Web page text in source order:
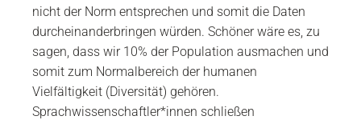
nicht der Norm entsprechen und somit die Daten
durcheinanderbringen würden. Schöner wäre es, zu
sagen, dass wir 10% der Population ausmachen und
somit zum Normalbereich der humanen
Vielfältigkeit (Diversität) gehören.
Sprachwissenschaftler*innen schließen